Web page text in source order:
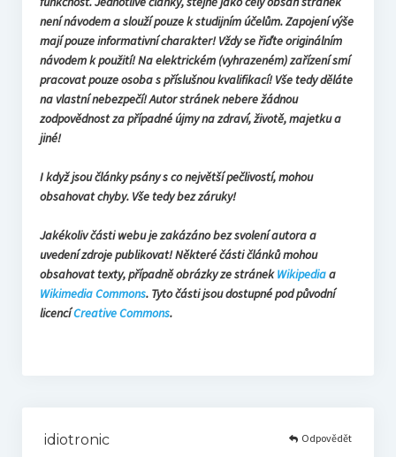
není návodem a slouží pouze k studijním účelům. Zapojení výše
mají pouze informativní charakter! Vždy se řiďte originálním
návodem k použití! Na elektrickém (vyhrazeném) zařízení smí
pracovat pouze osoba s příslušnou kvalifikací! Vše tedy děláte
na vlastní nebezpečí! Autor stránek nebere žádnou
zodpovědnost za případné újmy na zdraví, životě, majetku a
jiné!
I když jsou články psány s co největší pečlivostí, mohou
obsahovat chyby. Vše tedy bez záruky!
Jakékoliv části webu je zakázáno bez svolení autora a
uvedení zdroje publikovat! Některé části článků mohou
obsahovat texty, případně obrázky ze stránekWikipediaa
Wikimedia Commons. Tyto části jsou dostupné pod původní
licencíCreative Commons.
idiotronic Odpovědět